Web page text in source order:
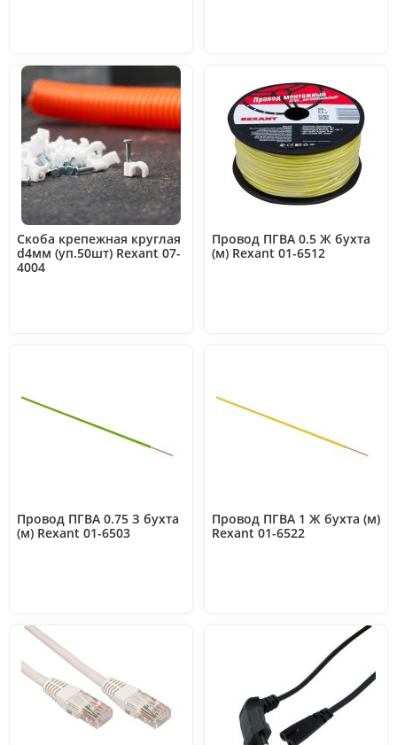
Скоба крепежная круглая
d4мм (уп.50шт) Rexant 07-
4004
Провод ПГВА 0.5 Ж бухта
(м) Rexant 01-6512
Провод ПГВА 0.75 З бухта
(м) Rexant 01-6503
Провод ПГВА 1 Ж бухта (м)
Rexant 01-6522